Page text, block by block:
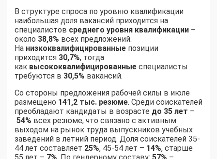
В структуре спроса по уровню квалификации
наибольшая доля вакансий приходится на
специалистов среднего уровня квалификации –
около 38,8% всех предложений.
На низкоквалифицированные позиции
приходится 30,7%, тогда
как высококвалифицированные специалисты
требуются в 30,5% вакансий.
Со стороны предложения рабочей силы в июле
размещено 141,2 тыс. резюме. Среди соискателей
преобладают кандидаты в возрасте до 35 лет –
54% всех резюме, что связано с активным
выходом на рынок труда выпускников учебных
заведений в летний период. Доля соискателей 35-
44 лет составляет 25%, 45-54 лет – 14%, старше